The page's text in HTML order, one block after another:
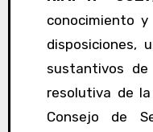
conocimiento
disposiciones,
sustantivos
resolutiva de la
Consejo de